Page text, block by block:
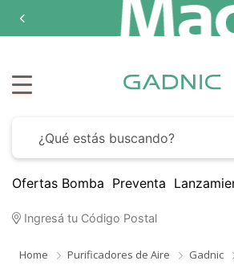
Hasta 18 cuotas sin
en seleccionados
Ofertas Bomba Preventa
Ingresá tu Código Postal
Home Purificadores de Aire Gadnic